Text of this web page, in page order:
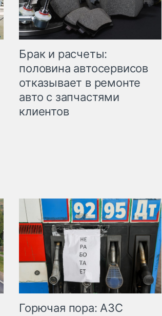
Брак и расчеты:
половина автосервисов
отказывает в ремонте
авто с запчастями
клиентов
Горючая пора: АЗС